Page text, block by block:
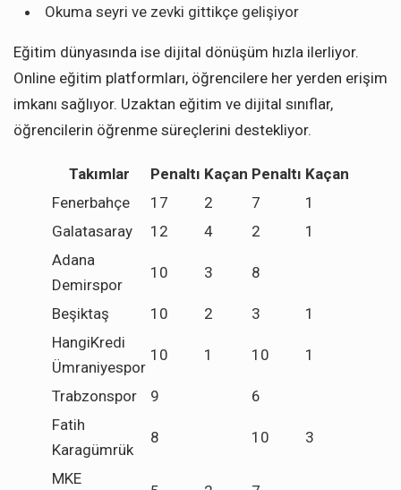
Okuma seyri ve zevki gittikçe gelişiyor
Eğitim dünyasında ise dijital dönüşüm hızla ilerliyor.
Online eğitim platformları, öğrencilere her yerden erişim
imkanı sağlıyor. Uzaktan eğitim ve dijital sınıflar,
öğrencilerin öğrenme süreçlerini destekliyor.
Takımlar Penaltı Kaçan Penaltı Kaçan
Fenerbahçe
17 2 7
1
Galatasaray
12 4 2
1
Adana
Demirspor
10 3 8
Beşiktaş 10 2 3
1
HangiKredi
Ümraniyespor
10 1 10 1
Trabzonspor 9
6
Fatih
Karagümrük
8 10 3
MKE